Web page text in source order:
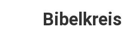
Bibelkreis